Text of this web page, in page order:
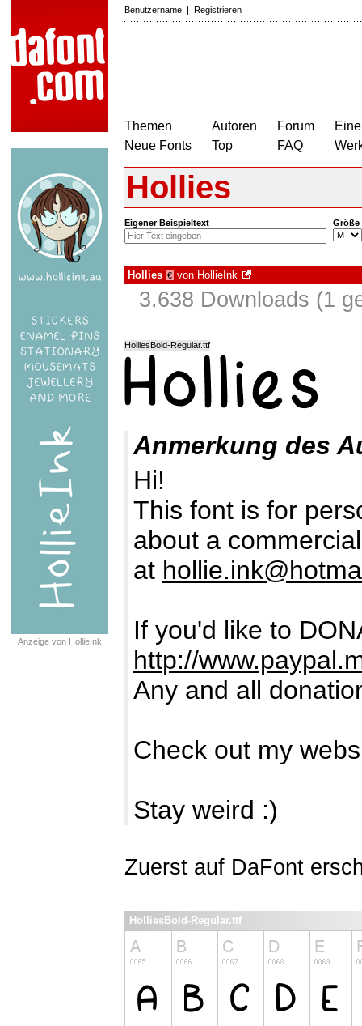
Benutzername | Registrieren
Themen
Neue Fonts
Autoren
Top
Forum
FAQ
Anzeige von HollieInk
Hollies
Eigener Beispieltext Größe
Hollies € von HollieInk
3.638 Downloads (1
HolliesBold-Regular.ttf
Anmerkung des
Hi!
This font is for
about a
at
If you'd like to
http://
Any and all
Check out my
Stay weird :)
Zuerst auf DaFont
HolliesBold-Regular.ttf